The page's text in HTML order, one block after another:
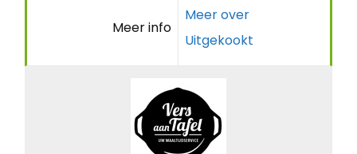
Meer info
Meer over
Uitgekookt